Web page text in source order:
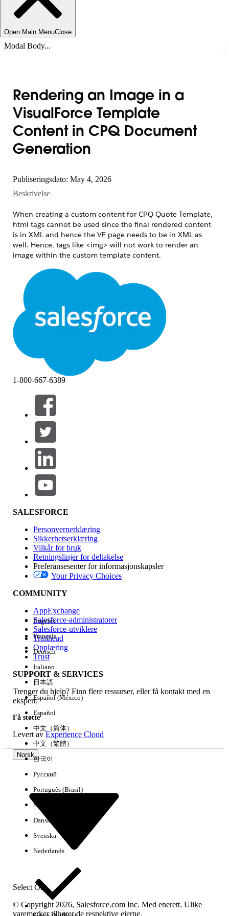
Open Main MenuClose
Modal Body...
Rendering an Image in a
VisualForce Template
Content in CPQ Document
Generation
Publiseringsdato: May 4, 2026
Beskrivelse
When creating a custom content for CPQ Quote Template,
html tags cannot be used since the final rendered content
is in XML and hence the VF page needs to be in XML as
well. Hence, tags like <img> will not work to render an
image within the custom template content.
Løsning
The following snippet of code can be used to render an
image inside a VisualForce template content:
<block>
<external-graphic src="url-to-source-
</block>
Flere ressurser
https://help.salesforce.com/s/articleView?
Knowledge-artikkelnummer
005321504
HJALP DENNE ARTIKKELEN MED Å LØSE PROBLEMET DITT?
1-800-667-6389
SALESFORCE
Personvernerklæring
Sikkerhetserklæring
Vilkår for bruk
Retningslinjer for deltakelse
Preferansesenter for informasjonskapsler
Your Privacy Choices
COMMUNITY
AppExchange
Salesforce-administratorer
Salesforce-utviklere
Trailhead
Opplæring
Trust
SUPPORT & SERVICES
Trenger du hjelp? Finn flere ressurser, eller få kontakt med en
ekspert.
Få støtte
Levert avExperience Cloud
Norsk
Select Org
Engelsk
Français
Deutsch
Italiano
日本語
Español (México)
Español
中文（简体）
中文（繁體）
한국어
Русский
Português (Brasil)
Suomi
Dansk
Svenska
Nederlands
© Copyright 2026, Salesforce.com Inc. Med enerett. Ulike
varemerker tilhører de respektive eierne.